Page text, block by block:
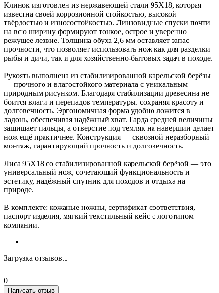
Клинок изготовлен из нержавеющей стали 95Х18, которая
известна своей коррозионной стойкостью, высокой
твёрдостью и износостойкостью. Линзовидные спуски почти
на всю ширину формируют тонкое, острое и уверенно
режущее лезвие. Толщина обуха 2,6 мм оставляет запас
прочности, что позволяет использовать нож как для разделки
рыбы и дичи, так и для хозяйственно-бытовых задач в походе.
Рукоять выполнена из стабилизированной карельской берёзы
— прочного и влагостойкого материала с уникальным
природным рисунком. Благодаря стабилизации древесина не
боится влаги и перепадов температуры, сохраняя красоту и
долговечность. Эргономичная форма удобно ложится в
ладонь, обеспечивая надёжный хват. Гарда средней величины
защищает пальцы, а отверстие под темляк на навершии делает
нож ещё практичнее. Конструкция — сквозной неразборный
монтаж, гарантирующий прочность и долговечность.
Лиса 95Х18 со стабилизированной карельской берёзой — это
универсальный нож, сочетающий функциональность и
эстетику, надёжный спутник для походов и отдыха на
природе.
В комплекте: кожаные ножны, сертификат соответствия,
паспорт изделия, мягкий текстильный кейс с логотипом
компании.
Загрузка отзывов...
0
Написать отзыв